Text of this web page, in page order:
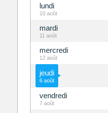
lundi
10 août
mardi
11 août
mercredi
12 août
jeudi
6 août
vendredi
7 août